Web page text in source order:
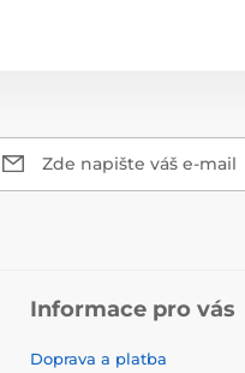
Zde napište váš e-mail
Informace pro vás
Doprava a platba